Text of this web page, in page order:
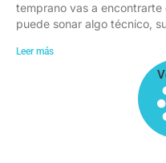
temprano vas a encontrarte
puede sonar algo técnico,
Leer más